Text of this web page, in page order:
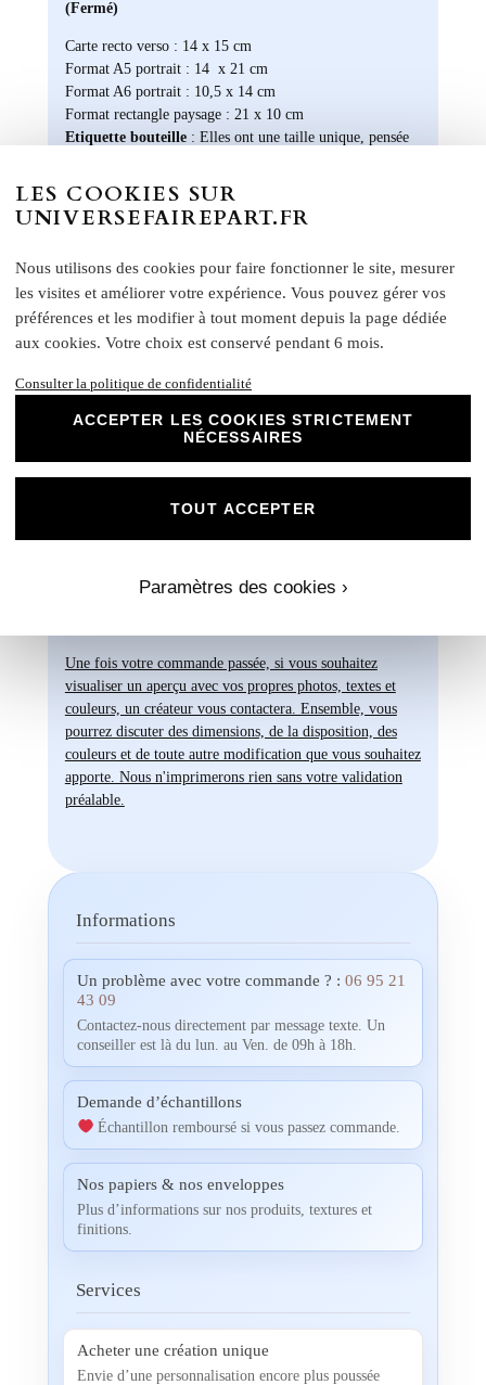
(Fermé)
Carte recto verso : 14 x 15 cm
Format A5 portrait : 14 x 21 cm
Format A6 portrait : 10,5 x 14 cm
Format rectangle paysage : 21 x 10 cm
Etiquette bouteille: Elles ont une taille unique, pensée
Rond collant: 4 cm
Notre papier Mat Supérieur sont le choix
invitations d'anniversaire, des cartes de
remerciements et bien plus encore. Optez
pour ce papier de haute qualité pour un
résultat impeccable qui ravira vos invités et
marquera l'élégance de vos évènements
spéciaux. Laissez libre cours à votre
Supérieur pour créer des souvenirs uniques
et inoubliables.
tout en œuvre pour vous offrir des produits
expertise et à notre passion pour vous
Une fois votre commande passée, si vous souhaitez
visualiser un aperçu avec vos propres photos, textes et
couleurs, un créateur vous contactera. Ensemble, vous
pourrez discuter des dimensions, de la disposition, des
couleurs et de toute autre modification que vous souhaitez
apporte. Nous n'imprimerons rien sans votre validation
préalable.
Informations
Un problème avec votre commande ? : 06 95 21
43 09
Contactez-nous directement par message texte. Un
conseiller est là du lun. au Ven. de 09h à 18h.
Demande d’échantillons
Échantillon remboursé si vous passez commande.
Nos papiers & nos enveloppes
Plus d’informations sur nos produits, textures et
finitions.
Services
Acheter une création unique
Envie d’une personnalisation encore plus poussée
LES COOKIES SUR
UNIVERSEFAIREPART.FR
Nous utilisons des cookies pour faire fonctionner le site, mesurer
les visites et améliorer votre expérience. Vous pouvez gérer vos
préférences et les modifier à tout moment depuis la page dédiée
aux cookies. Votre choix est conservé pendant 6 mois.
Consulter la politique de confidentialité
ACCEPTER LES COOKIES STRICTEMENT
NÉCESSAIRES
Paramètres des cookies ›
TOUT ACCEPTER